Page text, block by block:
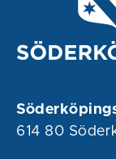
614 80